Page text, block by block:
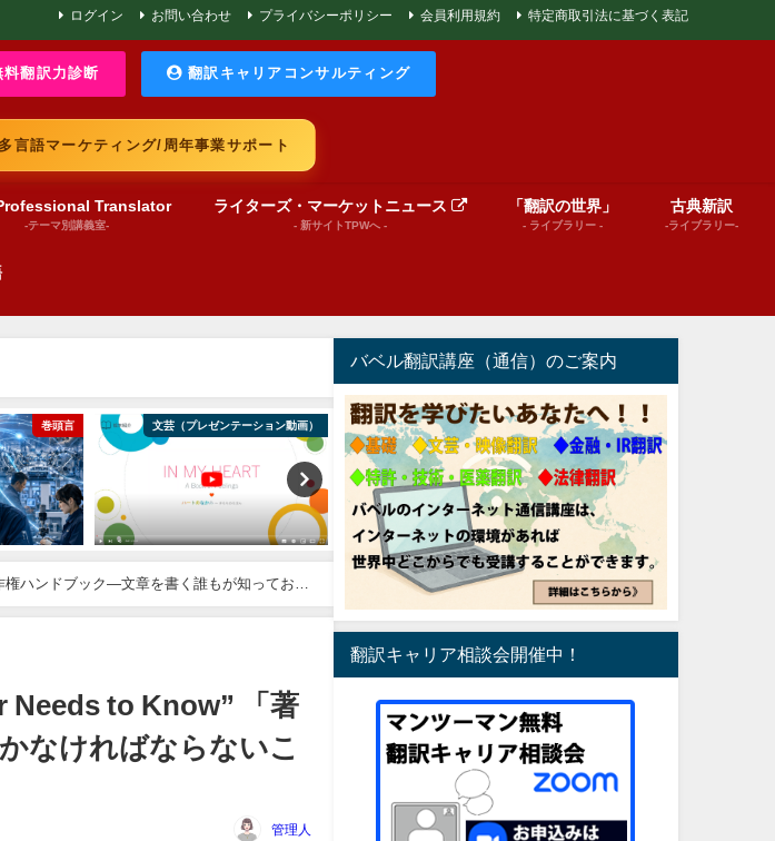
ログイン お問い合わせ プライバシーポリシー 会員利用規約 特定商取引法に基づく表記
料翻訳力診断 翻訳キャリアコンサルティング
言語マーケティング/周年事業サポート
Translator
-テーマ別講義室-
ライターズ・マーケットニュース
- 新サイトTPWへ -
「翻訳の世界」
- ライブラリー -
古典新訳
-ライブラリー-
ンテーション動画） 文芸（プレゼンテーション動画） World News insights
Needs to Know” 「著
なければならないこ
管理人
バベル翻訳講座（通信）のご案内
翻訳キャリア相談会開催中！